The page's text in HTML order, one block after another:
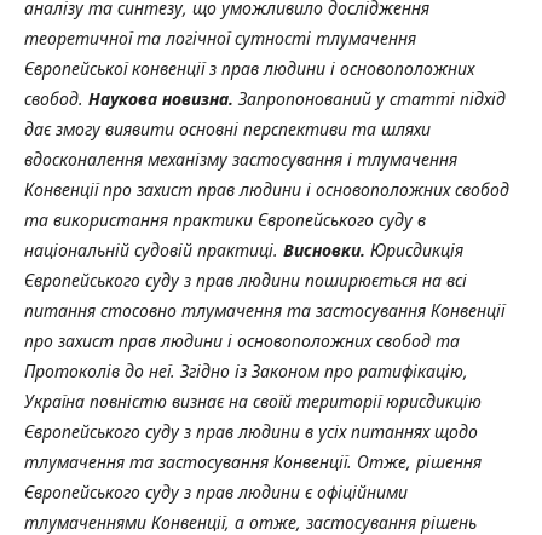
аналізу та синтезу, що уможливило дослідження
теоретичної та логічної сутності тлумачення
Європейської конвенції з прав людини і основоположних
свобод. Наукова новизна. Запропонований у статті підхід
дає змогу виявити основні перспективи та шляхи
вдосконалення механізму застосування і тлумачення
Конвенції про захист прав людини і основоположних свобод
та використання практики Європейського суду в
національній судовій практиці. Висновки. Юрисдикція
Європейського суду з прав людини поширюється на всі
питання стосовно тлумачення та застосування Конвенції
про захист прав людини і основоположних свобод та
Протоколів до неї. Згідно із Законом про ратифікацію,
Україна повністю визнає на своїй території юрисдикцію
Європейського суду з прав людини в усіх питаннях щодо
тлумачення та застосування Конвенції. Отже, рішення
Європейського суду з прав людини є офіційними
тлумаченнями Конвенції, а отже, застосування рішень